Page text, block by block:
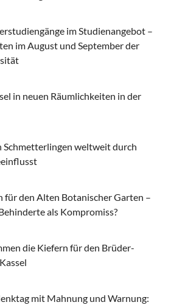
im Studienangebot –
im August und September der
in neuen Räumlichkeiten in der
Schmetterlingen weltweit durch
für den Alten Botanischer Garten –
als Kompromiss?
die Kiefern für den Brüder-
mit Mahnung und Warnung: